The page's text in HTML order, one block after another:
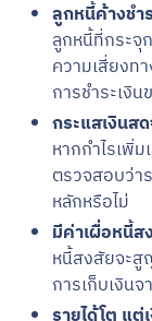
ลูกหนี้ค้างชำ
ลูกหนี้ที่กระจุ
ความเสี่ยงท
การชำระเงิ
กระแสเงินส
หากกำไรเพิ่
ตรวจสอบว่า
หลักหรือไม่
มีค่าเผื่อหนี้
หนี้สงสัยจะสู
การเก็บเงิน